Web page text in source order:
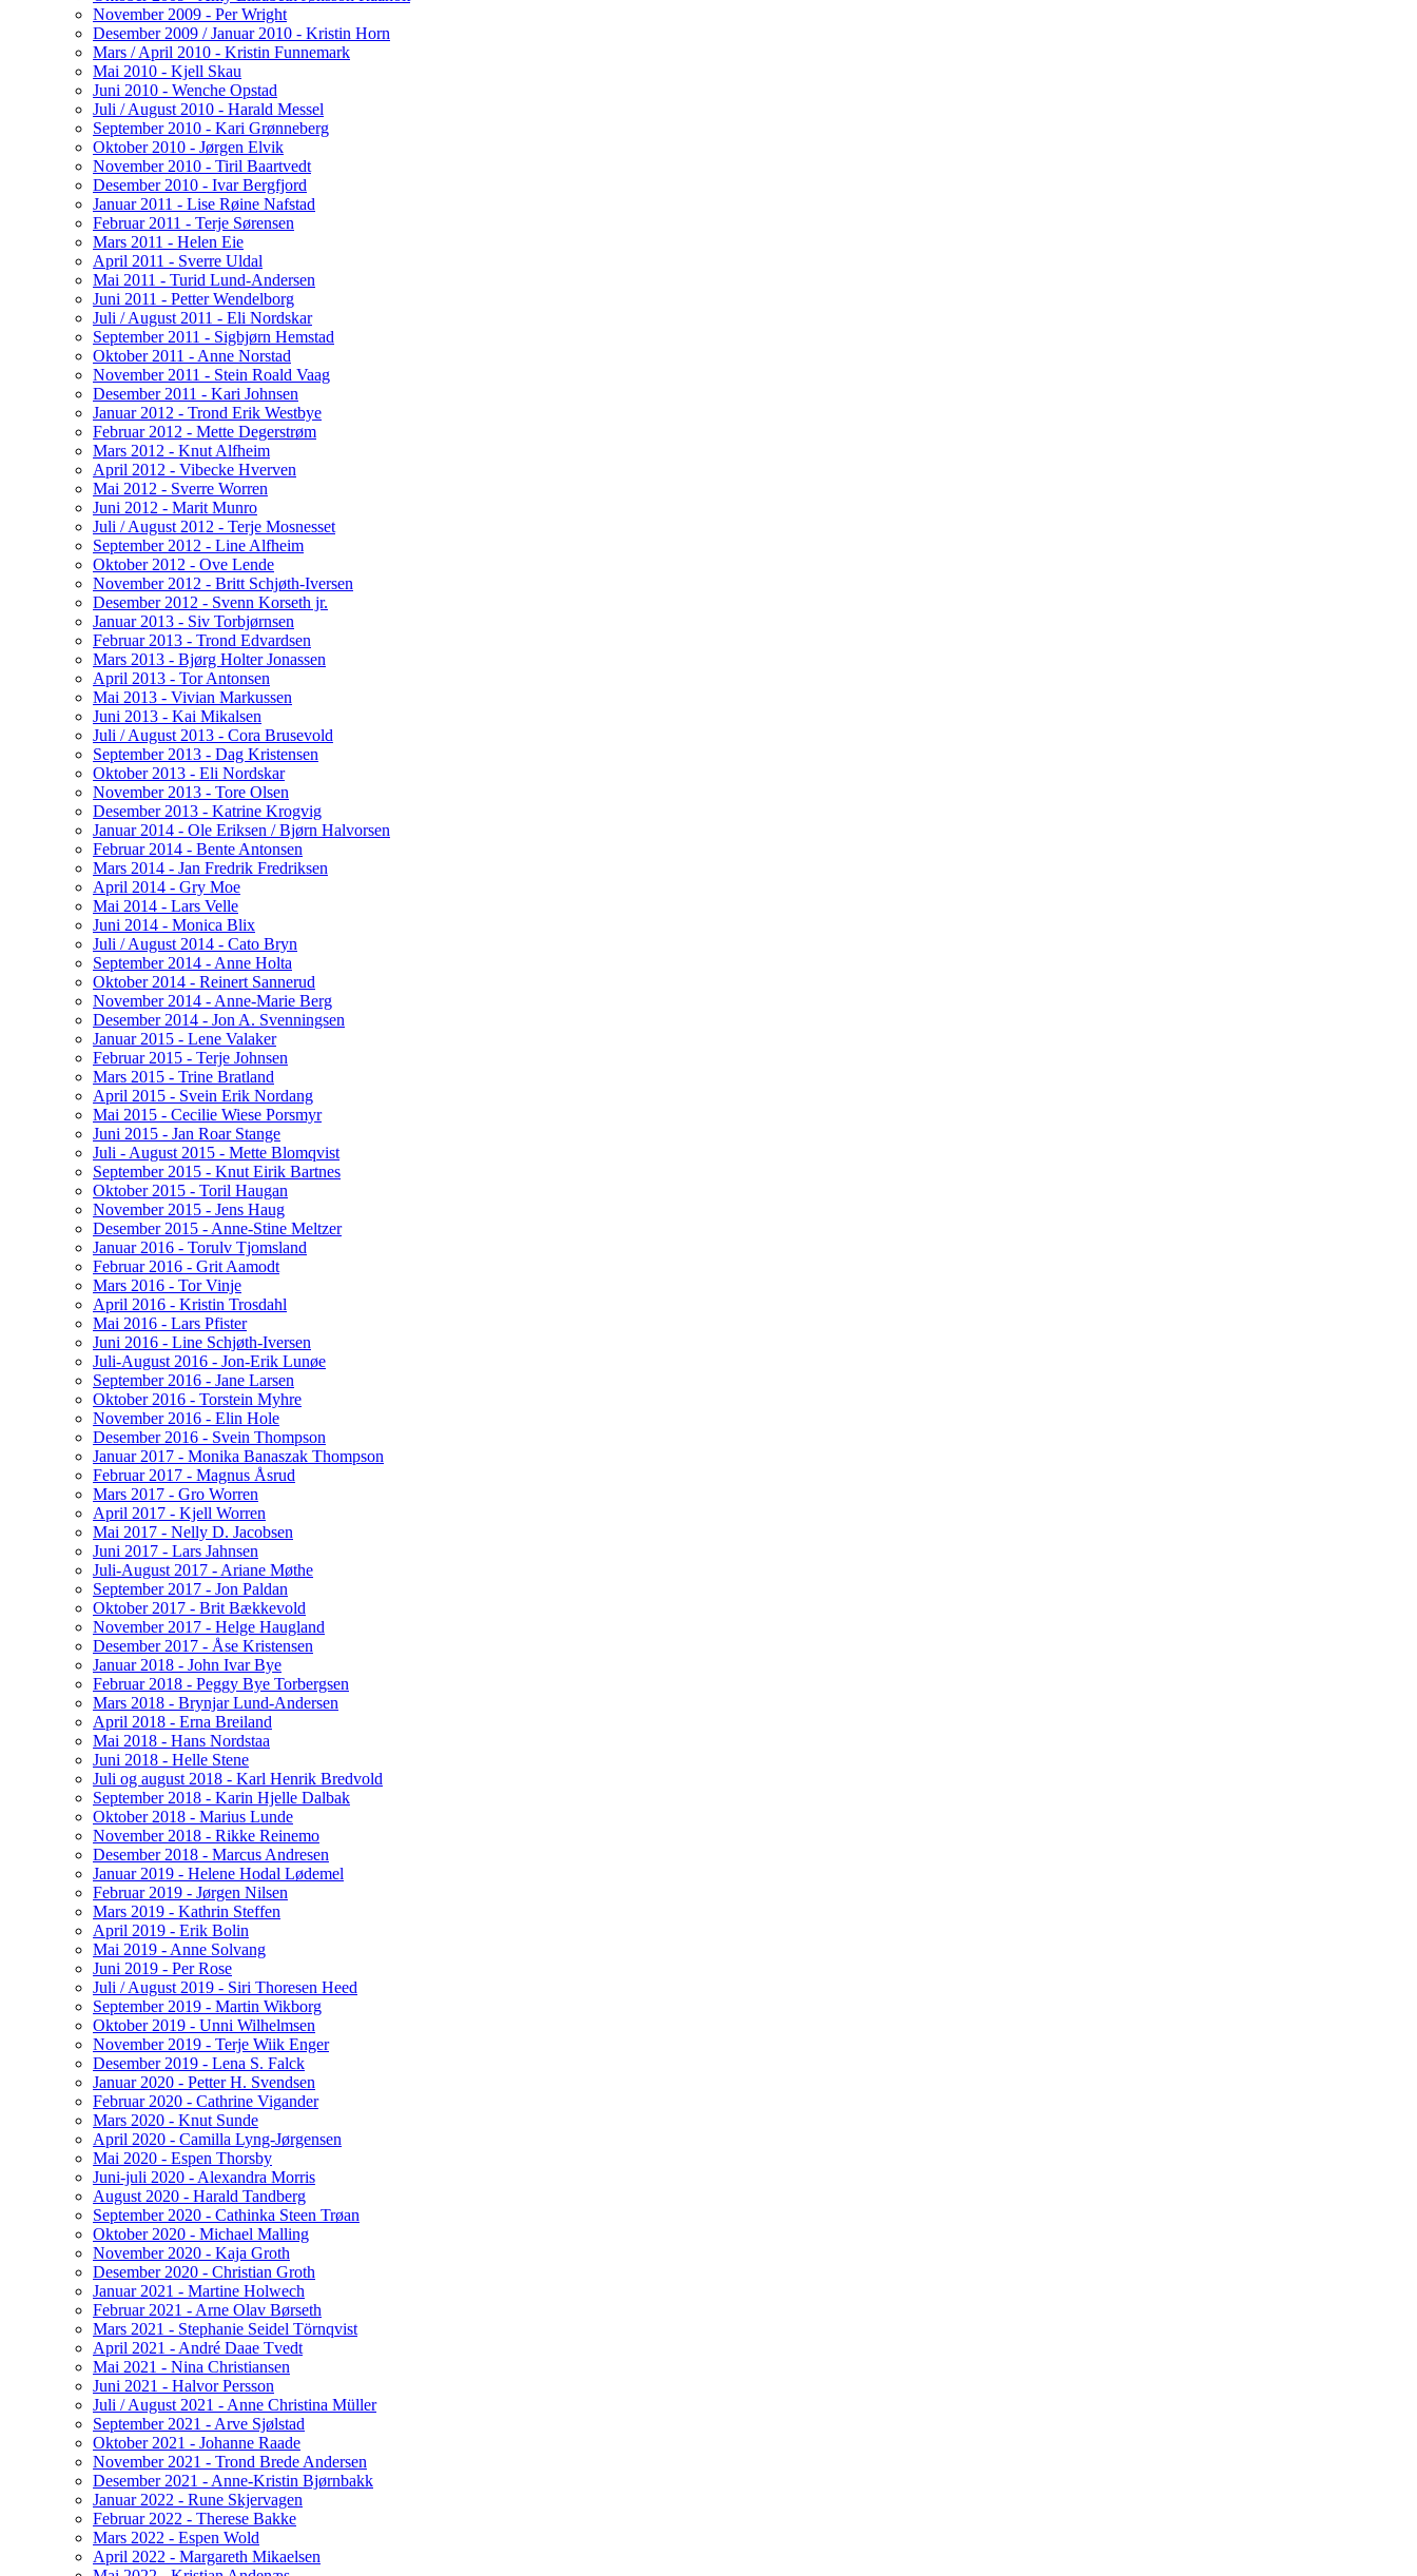
November 2009 - Per Wright
Desember 2009 / Januar 2010 - Kristin Horn
Mars / April 2010 - Kristin Funnemark
Mai 2010 - Kjell Skau
Juni 2010 - Wenche Opstad
Juli / August 2010 - Harald Messel
September 2010 - Kari Grønneberg
Oktober 2010 - Jørgen Elvik
November 2010 - Tiril Baartvedt
Desember 2010 - Ivar Bergfjord
Januar 2011 - Lise Røine Nafstad
Februar 2011 - Terje Sørensen
Mars 2011 - Helen Eie
April 2011 - Sverre Uldal
Mai 2011 - Turid Lund-Andersen
Juni 2011 - Petter Wendelborg
Juli / August 2011 - Eli Nordskar
September 2011 - Sigbjørn Hemstad
Oktober 2011 - Anne Norstad
November 2011 - Stein Roald Vaag
Desember 2011 - Kari Johnsen
Januar 2012 - Trond Erik Westbye
Februar 2012 - Mette Degerstrøm
Mars 2012 - Knut Alfheim
April 2012 - Vibecke Hverven
Mai 2012 - Sverre Worren
Juni 2012 - Marit Munro
Juli / August 2012 - Terje Mosnesset
September 2012 - Line Alfheim
Oktober 2012 - Ove Lende
November 2012 - Britt Schjøth-Iversen
Desember 2012 - Svenn Korseth jr.
Januar 2013 - Siv Torbjørnsen
Februar 2013 - Trond Edvardsen
Mars 2013 - Bjørg Holter Jonassen
April 2013 - Tor Antonsen
Mai 2013 - Vivian Markussen
Juni 2013 - Kai Mikalsen
Juli / August 2013 - Cora Brusevold
September 2013 - Dag Kristensen
Oktober 2013 - Eli Nordskar
November 2013 - Tore Olsen
Desember 2013 - Katrine Krogvig
Januar 2014 - Ole Eriksen / Bjørn Halvorsen
Februar 2014 - Bente Antonsen
Mars 2014 - Jan Fredrik Fredriksen
April 2014 - Gry Moe
Mai 2014 - Lars Velle
Juni 2014 - Monica Blix
Juli / August 2014 - Cato Bryn
September 2014 - Anne Holta
Oktober 2014 - Reinert Sannerud
November 2014 - Anne-Marie Berg
Desember 2014 - Jon A. Svenningsen
Januar 2015 - Lene Valaker
Februar 2015 - Terje Johnsen
Mars 2015 - Trine Bratland
April 2015 - Svein Erik Nordang
Mai 2015 - Cecilie Wiese Porsmyr
Juni 2015 - Jan Roar Stange
Juli - August 2015 - Mette Blomqvist
September 2015 - Knut Eirik Bartnes
Oktober 2015 - Toril Haugan
November 2015 - Jens Haug
Desember 2015 - Anne-Stine Meltzer
Januar 2016 - Torulv Tjomsland
Februar 2016 - Grit Aamodt
Mars 2016 - Tor Vinje
April 2016 - Kristin Trosdahl
Mai 2016 - Lars Pfister
Juni 2016 - Line Schjøth-Iversen
Juli-August 2016 - Jon-Erik Lunøe
September 2016 - Jane Larsen
Oktober 2016 - Torstein Myhre
November 2016 - Elin Hole
Desember 2016 - Svein Thompson
Januar 2017 - Monika Banaszak Thompson
Februar 2017 - Magnus Åsrud
Mars 2017 - Gro Worren
April 2017 - Kjell Worren
Mai 2017 - Nelly D. Jacobsen
Juni 2017 - Lars Jahnsen
Juli-August 2017 - Ariane Møthe
September 2017 - Jon Paldan
Oktober 2017 - Brit Bækkevold
November 2017 - Helge Haugland
Desember 2017 - Åse Kristensen
Januar 2018 - John Ivar Bye
Februar 2018 - Peggy Bye Torbergsen
Mars 2018 - Brynjar Lund-Andersen
April 2018 - Erna Breiland
Mai 2018 - Hans Nordstaa
Juni 2018 - Helle Stene
Juli og august 2018 - Karl Henrik Bredvold
September 2018 - Karin Hjelle Dalbak
Oktober 2018 - Marius Lunde
November 2018 - Rikke Reinemo
Desember 2018 - Marcus Andresen
Januar 2019 - Helene Hodal Lødemel
Februar 2019 - Jørgen Nilsen
Mars 2019 - Kathrin Steffen
April 2019 - Erik Bolin
Mai 2019 - Anne Solvang
Juni 2019 - Per Rose
Juli / August 2019 - Siri Thoresen Heed
September 2019 - Martin Wikborg
Oktober 2019 - Unni Wilhelmsen
November 2019 - Terje Wiik Enger
Desember 2019 - Lena S. Falck
Januar 2020 - Petter H. Svendsen
Februar 2020 - Cathrine Vigander
Mars 2020 - Knut Sunde
April 2020 - Camilla Lyng-Jørgensen
Mai 2020 - Espen Thorsby
Juni-juli 2020 - Alexandra Morris
August 2020 - Harald Tandberg
September 2020 - Cathinka Steen Trøan
Oktober 2020 - Michael Malling
November 2020 - Kaja Groth
Desember 2020 - Christian Groth
Januar 2021 - Martine Holwech
Februar 2021 - Arne Olav Børseth
Mars 2021 - Stephanie Seidel Törnqvist
April 2021 - André Daae Tvedt
Mai 2021 - Nina Christiansen
Juni 2021 - Halvor Persson
Juli / August 2021 - Anne Christina Müller
September 2021 - Arve Sjølstad
Oktober 2021 - Johanne Raade
November 2021 - Trond Brede Andersen
Desember 2021 - Anne-Kristin Bjørnbakk
Januar 2022 - Rune Skjervagen
Februar 2022 - Therese Bakke
Mars 2022 - Espen Wold
April 2022 - Margareth Mikaelsen